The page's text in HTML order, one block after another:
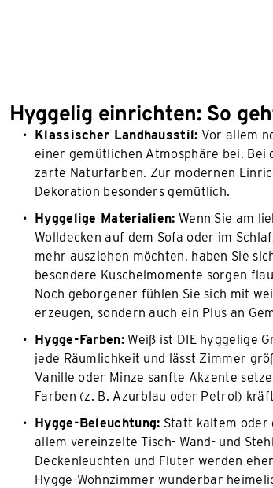
Hyggelig einrichten: So
Klassischer Landhausstil: Vor allem
einer gemütlichen Atmosphäre bei.
zarte Naturfarben. Zur modernen
Dekoration besonders gemütlich.
Hyggelige Materialien: Wenn Sie am
Wolldecken auf dem Sofa oder im
mehr ausziehen möchten, haben Sie
besondere Kuschelmomente sorgen
Noch geborgener fühlen Sie sich mit
erzeugen, sondern auch ein Plus an
Hygge-Farben:Weiß ist DIE hyggelige
jede Räumlichkeit und lässt Zimmer
Vanille oder Minze sanfte Akzente
Farben (z. B. Azurblau oder Petrol)
Hygge-Beleuchtung: Statt kaltem oder
allem vereinzelte Tisch- Wand- und
Deckenleuchten und Fluter werden
Hygge-Wohnzimmer wunderbar